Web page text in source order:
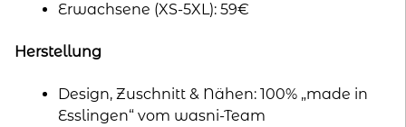
Erwachsene (XS-5XL): 59€
Herstellung
Design, Zuschnitt & Nähen: 100% „made in
Esslingen“ vom wasni-Team